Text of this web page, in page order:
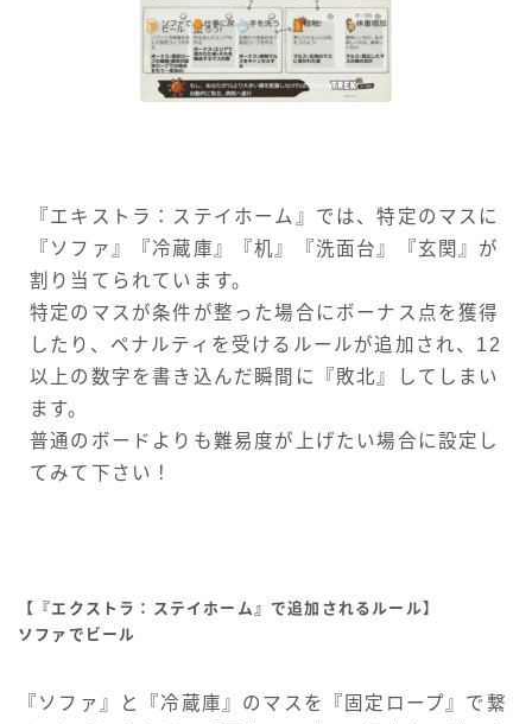
『エキストラ：ステイホーム』では、特定のマスに
『ソファ』『冷蔵庫』『机』『洗面台』『玄関』が
割り当てられています。
特定のマスが条件が整った場合にボーナス点を獲得
したり、ペナルティを受けるルールが追加され、12
以上の数字を書き込んだ瞬間に『敗北』してしまい
ます。
普通のボードよりも難易度が上げたい場合に設定し
てみて下さい！
【『エクストラ：ステイホーム』で追加されるルール】
ソファでビール
『ソファ』と『冷蔵庫』のマスを『固定ロープ』で繋